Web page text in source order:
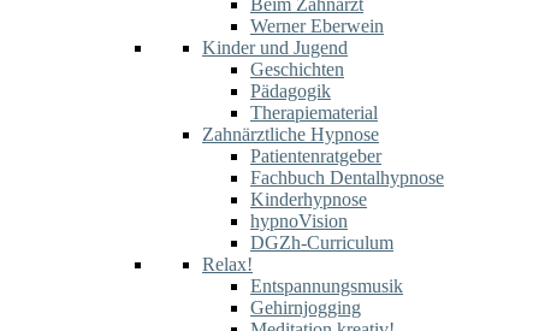
Beim Zahnarzt
Werner Eberwein
Kinder und Jugend
Geschichten
Pädagogik
Therapiematerial
Zahnärztliche Hypnose
Patientenratgeber
Fachbuch Dentalhypnose
Kinderhypnose
hypnoVision
DGZh-Curriculum
Relax!
Entspannungsmusik
Gehirnjogging